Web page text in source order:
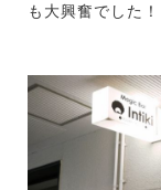
も大興奮でした！